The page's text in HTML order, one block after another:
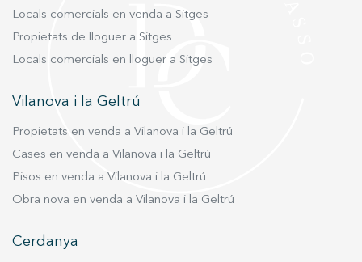
Locals comercials en venda a Sitges
Propietats de lloguer a Sitges
Locals comercials en lloguer a Sitges
Vilanova i la Geltrú
Propietats en venda a Vilanova i la Geltrú
Cases en venda a Vilanova i la Geltrú
Pisos en venda a Vilanova i la Geltrú
Obra nova en venda a Vilanova i la Geltrú
Cerdanya